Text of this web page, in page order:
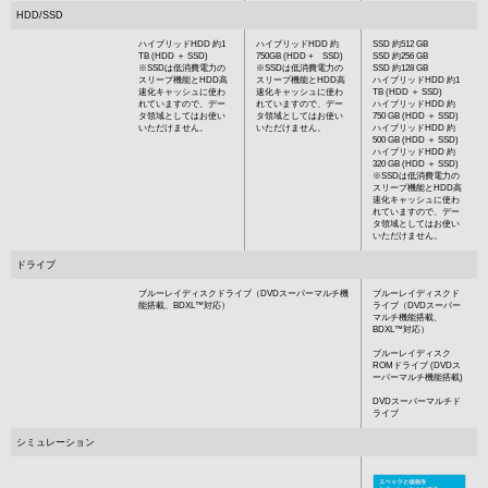
HDD/SSD
ハイブリッドHDD 約1
TB (HDD ＋ SSD)
※SSDは低消費電力の
スリープ機能とHDD高
速化キャッシュに使わ
れていますので、デー
タ領域としてはお使い
いただけません。
ハイブリッドHDD 約
750GB (HDD + SSD)
※SSDは低消費電力の
スリープ機能とHDD高
速化キャッシュに使わ
れていますので、デー
タ領域としてはお使い
いただけません。
SSD 約512 GB
SSD 約256 GB
SSD 約128 GB
ハイブリッドHDD 約1
TB (HDD ＋ SSD)
ハイブリッドHDD 約
750 GB (HDD ＋ SSD)
ハイブリッドHDD 約
500 GB (HDD ＋ SSD)
ハイブリッドHDD 約
320 GB (HDD ＋ SSD)
※SSDは低消費電力の
スリープ機能とHDD高
速化キャッシュに使わ
れていますので、デー
タ領域としてはお使い
いただけません。
ドライブ
ブルーレイディスクドライブ（DVDスーパーマルチ機
能搭載、BDXL™対応）
ブルーレイディスクド
ライブ（DVDスーパー
マルチ機能搭載、
BDXL™対応）
ブルーレイディスク
ROMドライブ (DVDス
ーパーマルチ機能搭載)
DVDスーパーマルチド
ライブ
シミュレーション